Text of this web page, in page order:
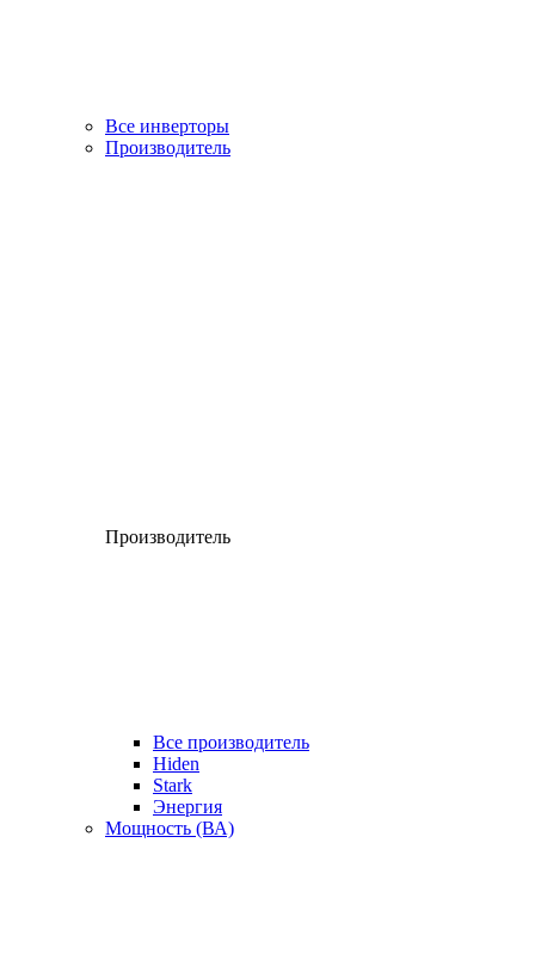
Все инверторы
Производитель
Производитель
Все производитель
Hiden
Stark
Энергия
Мощность (ВА)